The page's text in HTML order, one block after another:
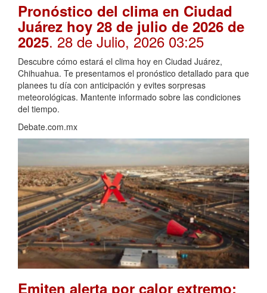
Pronóstico del clima en Ciudad
Juárez hoy 28 de julio de 2026 de
2025. 28 de Julio, 2026 03:25
Descubre cómo estará el clima hoy en Ciudad Juárez,
Chihuahua. Te presentamos el pronóstico detallado para que
planees tu día con anticipación y evites sorpresas
meteorológicas. Mantente informado sobre las condiciones
del tiempo.
Debate.com.mx
Emiten alerta por calor extremo;